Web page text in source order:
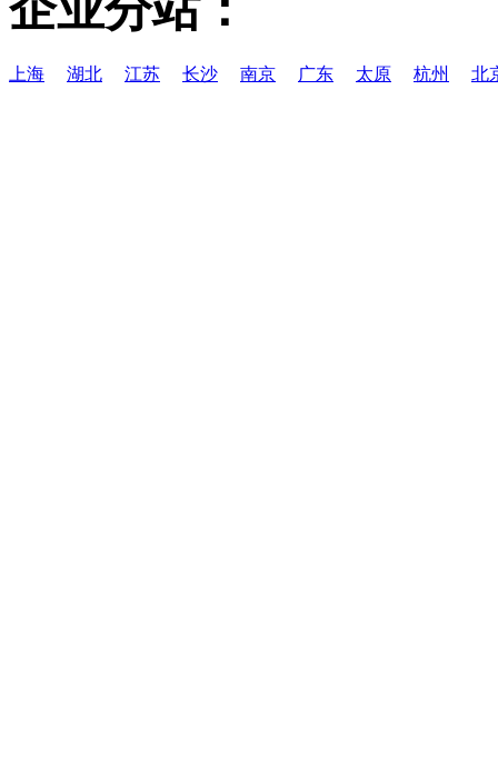
上海 湖北 江苏 长沙 南京 广东 太原 杭州 北